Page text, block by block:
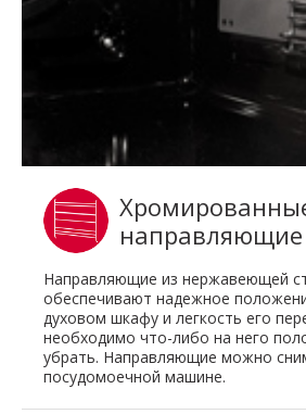
направляющие
Направляющие из нержавеющей
обеспечивают надежное
духовом шкафу и легкость его
необходимо что-либо на него
убрать. Направляющие можно
посудомоечной машине.